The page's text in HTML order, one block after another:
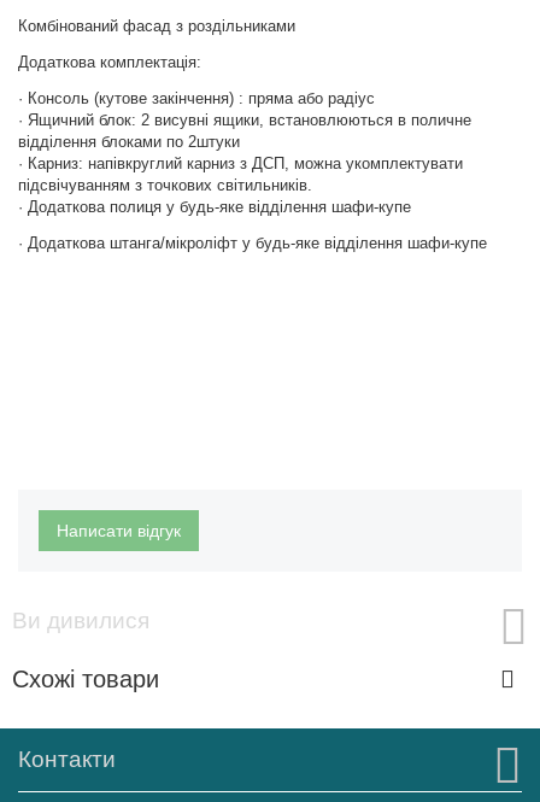
Комбінований фасад з роздільниками
Додаткова комплектація:
· Консоль (кутове закінчення) : пряма або радіус
· Ящичний блок: 2 висувні ящики, встановлюються в поличне
відділення блоками по 2штуки
· Карниз: напівкруглий карниз з ДСП, можна укомплектувати
підсвічуванням з точкових світильників.
· Додаткова полиця у будь-яке відділення шафи-купе
· Додаткова штанга/мікроліфт у будь-яке відділення шафи-купе
Написати відгук
Ви дивилися
Схожі товари
Контакти